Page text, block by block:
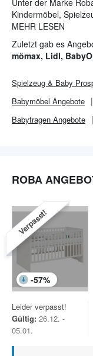
Unter der Marke
Kindermöbel,
Mutterhaus in
werden. Daneben
flächendeckend in
MEHR LESEN
Zuletzt gab es
mömax, Lidl,
Spielzeug & Baby
Babymöbel Angebote
Babytragen Angebote
ROBA
Verpasst!
-57%
Leider verpasst!
Gültig: 26.12. -
05.01.